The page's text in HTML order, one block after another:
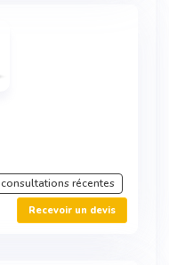
consultations récentes
Recevoir un devis